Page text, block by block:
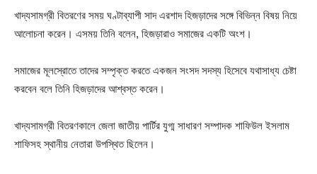
খাদ্যসামগ্রী বিতরণের সময় ঘণ্টাব্যাপী সাদ এরশাদ হিজড়াদের সঙ্গে বিভিন্ন বিষয় নিয়ে
আলোচনা করেন। এসময় তিনি বলেন, হিজড়ারাও সমাজের একটি অংশ।
সমাজের মূলস্রোতে তাদের সম্পৃক্ত করতে একজন সংসদ সদস্য হিসেবে যথাসাধ্য চেষ্টা
করবেন বলে তিনি হিজড়াদের আশ্বস্ত করেন।
খাদ্যসামগ্রী বিতরণকালে জেলা জাতীয় পার্টির যুগ্ম সাধারণ সম্পাদক শাফিউল ইসলাম
শাফিসহ স্থানীয় নেতারা উপস্থিত ছিলেন।